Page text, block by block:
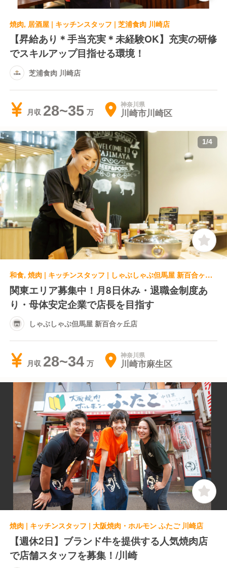
焼肉, 居酒屋 | キッチンスタッフ | 芝浦食肉 川崎店
【昇給あり＊手当充実＊未経験OK】充実の研修
でスキルアップ目指せる環境！
芝浦食肉 川崎店
月収 28~35 神奈川県
川崎市川崎区
1/4
和食, 焼肉 | キッチンスタッフ | しゃぶしゃぶ但馬屋 新百合ヶ丘店
関東エリア募集中！月8日休み・退職金制度あ
り・母体安定企業で店長を目指す
しゃぶしゃぶ但馬屋 新百合ヶ丘店
月収 28~34 神奈川県
川崎市麻生区
焼肉 | キッチンスタッフ | 大阪焼肉・ホルモン ふたご 川崎店
【週休2日】ブランド牛を提供する人気焼肉店
で店舗スタッフを募集！/川崎